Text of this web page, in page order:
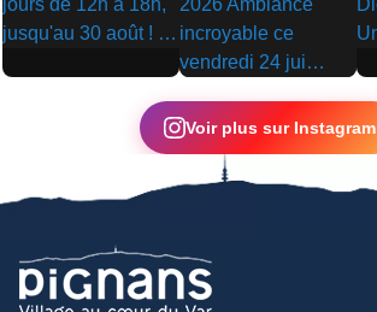
▶
▶
▶
Voir plus sur Instagram